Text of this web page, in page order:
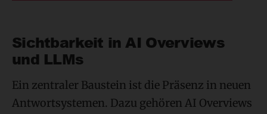
Sichtbarkeit in AI Overviews
und LLMs
Ein zentraler Baustein ist die Präsenz in neuen
Antwortsystemen. Dazu gehören AI Overviews